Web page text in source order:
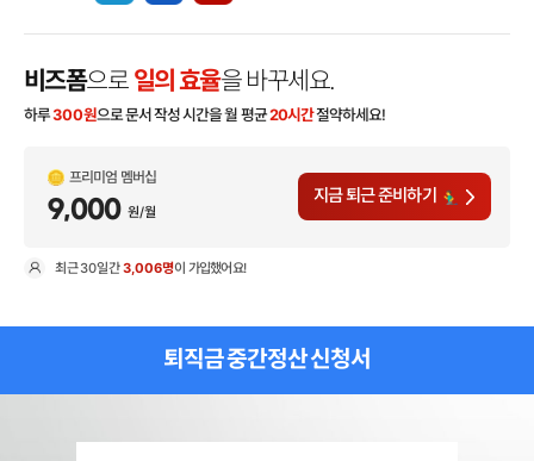
비즈폼으로 일의 효율을 바꾸세요.
하루300원으로 문서 작성 시간을 월 평균20시간절약하세요!
프리미엄 멤버십
9,000 원/월
지금 퇴근 준비하기
최근30일간3,006명이 가입했어요!
퇴직금 중간정산 신청서